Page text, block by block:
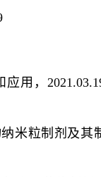
用，
米粒制剂及其